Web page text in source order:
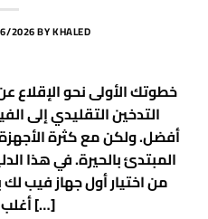
2026BYKHALED
خطوتك الأولى نحو الإقلاع
التدخين التقليدي إلى
أفضل. ولكن مع كثرة
المبتدئ بالحيرة. في هذا
أغلب المبتدئين يبحثون عن إحساس […]